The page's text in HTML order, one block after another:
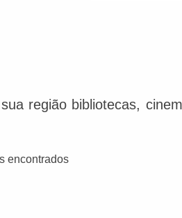
região bibliotecas,
encontrados